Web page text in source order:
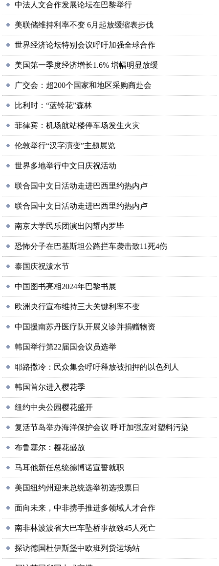
中法人文合作发展论坛在巴黎举行
美联储维持利率不变 6月起放缓缩表步伐
世界经济论坛特别会议呼吁加强全球合作
美国第一季度经济增长1.6% 增幅明显放缓
广交会：超200个国家和地区采购商赴会
比利时：“蓝铃花”森林
菲律宾：机场航站楼停车场发生火灾
伦敦举行“汉字演变”主题展览
世界多地举行中文日庆祝活动
联合国中文日活动走进巴西里约热内卢
联合国中文日活动走进巴西里约热内卢
南京大学民乐团演出闪耀内罗毕
恐怖分子在巴基斯坦公路拦车袭击致11死4伤
泰国庆祝泼水节
中国图书亮相2024年巴黎书展
欧洲央行宣布维持三大关键利率不变
中国援南苏丹医疗队开展义诊并捐赠物资
韩国举行第22届国会议员选举
耶路撒冷：民众集会呼吁释放被扣押的以色列人
韩国首尔进入樱花季
纽约中央公园樱花盛开
复活节岛举办海洋保护会议 呼吁加强应对塑料污染
布鲁塞尔：樱花盛放
马耳他新任总统德博诺宣誓就职
美国纽约州迎来总统选举初选投票日
面向未来，中非携手推进多领域人才合作
南非林波波省大巴车坠桥事故致45人死亡
探访德国杜伊斯堡中欧班列货运场站